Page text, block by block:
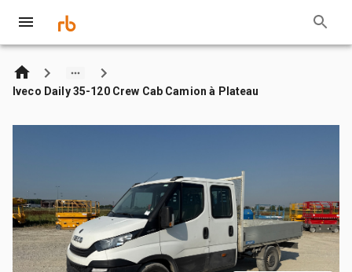
Iveco Daily 35-120 Crew Cab Camion à Plateau